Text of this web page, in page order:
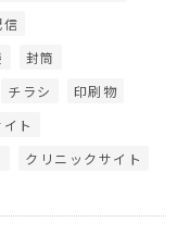
信
封筒
チラシ
印刷物
ト
クリニックサイト